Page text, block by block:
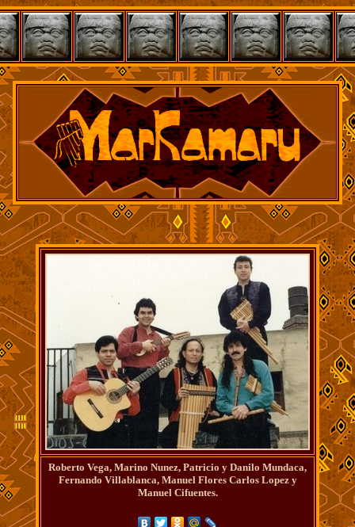
Roberto Vega, Marino Nunez, Patricio y Danilo Mundaca,
Fernando Villablanca, Manuel Flores Carlos Lopez y
Manuel Cifuentes.